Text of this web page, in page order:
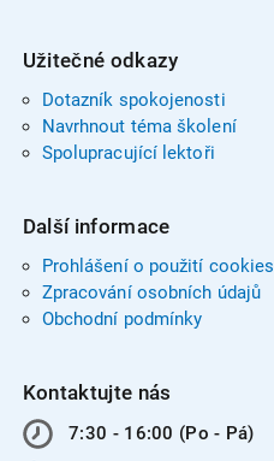
Užitečné odkazy
Dotazník spokojenosti
Navrhnout téma školení
Spolupracující lektoři
Další informace
Prohlášení o použití cookies
Zpracování osobních údajů
Obchodní podmínky
Kontaktujte nás
7:30 - 16:00 (Po - Pá)